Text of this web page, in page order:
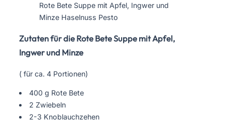
Rote Bete Suppe mit Apfel, Ingwer und
Minze Haselnuss Pesto
Zutaten für die Rote Bete Suppe mit Apfel,
Ingwer und Minze
( für ca. 4 Portionen)
400 g Rote Bete
2 Zwiebeln
2-3 Knoblauchzehen